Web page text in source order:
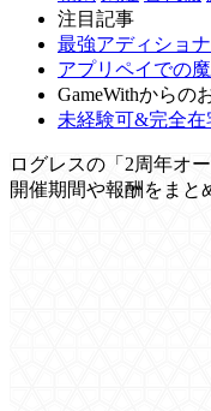
注目記事
最強アディショ
アプリペイでの
GameWithからの
未経験可&完全在
ログレスの「2周年オ
開催期間や報酬をまと